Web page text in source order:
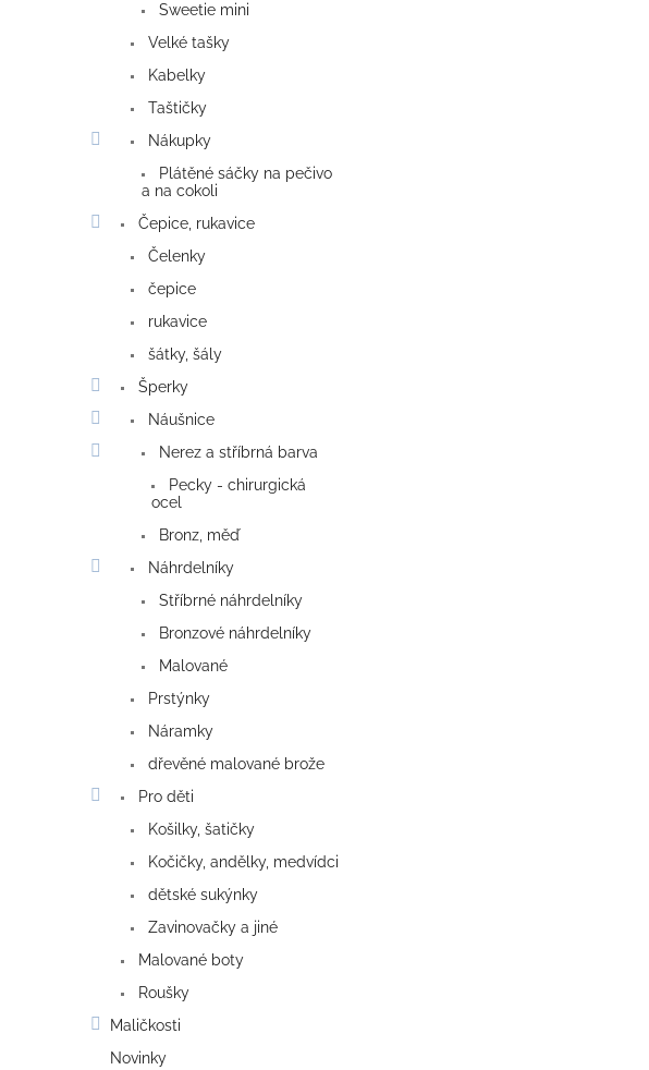
Sweetie mini
Velké tašky
Kabelky
Taštičky
Nákupky
Plátěné sáčky na pečivo
a na cokoli
Čepice, rukavice
Čelenky
čepice
rukavice
šátky, šály
Šperky
Náušnice
Nerez a stříbrná barva
Pecky - chirurgická
ocel
Bronz, měď
Náhrdelníky
Stříbrné náhrdelníky
Bronzové náhrdelníky
Malované
Prstýnky
Náramky
dřevěné malované brože
Pro děti
Košilky, šatičky
Kočičky, andělky, medvídci
dětské sukýnky
Zavinovačky a jiné
Malované boty
Roušky
Maličkosti
Novinky